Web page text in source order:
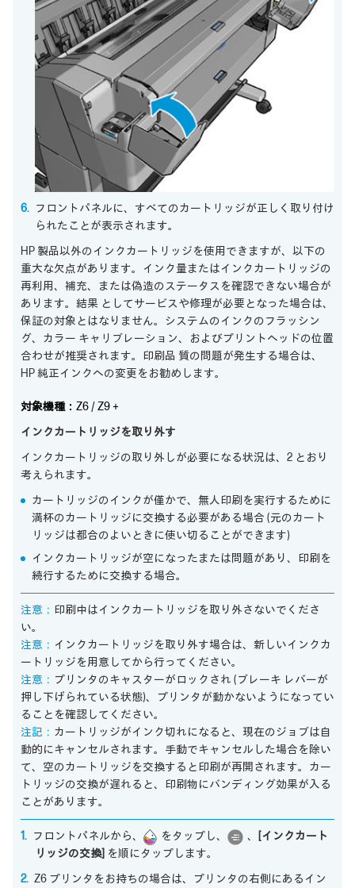
フロントパネルに、すべてのカートリッジが正しく取り付け
られたことが表示されます。
HP 製品以外のインクカートリッジを使用できますが、以下の
重大な欠点があります。インク量またはインクカートリッジの
再利用、補充、または偽造のステータスを確認できない場合が
あります。結果 としてサービスや修理が必要となった場合は、
保証の対象とはなりません。システムのインクのフラッシン
グ、カラー キャリブレーション、およびプリントヘッドの位置
合わせが推奨されます。印刷品 質の問題が発生する場合は、
HP 純正インクへの変更をお勧めします。
対象機種： Z6 / Z9＋
インクカートリッジを取り外す
インクカートリッジの取り外しが必要になる状況は、2 とおり
考えられます。
カートリッジのインクが僅かで、無人印刷を実行するために
満杯のカートリッジに交換する必要がある場合 (元のカート
リッジは都合のよいときに使い切ることができます)
インクカートリッジが空になったまたは問題があり、印刷を
続行するために交換する場合。
注意： 印刷中はインクカートリッジを取り外さないでくださ
い。
注意： インクカートリッジを取り外す場合は、新しいインクカ
ートリッジを用意してから行ってください。
注意： プリンタのキャスターがロックされ (ブレーキ レバーが
押し下げられている状態)、プリンタが動かないようになってい
ることを確認してください。
注記： カートリッジがインク切れになると、現在のジョブは自
動的にキャンセルされます。手動でキャンセルした場合を除い
て、空のカートリッジを交換すると印刷が再開されます。カー
トリッジの交換が遅れると、印刷物にバンディング効果が入る
ことがあります。
フロントパネルから、 をタップし、 、
[インクカート
リッジの交換] を順にタップします。
Z6 プリンタをお持ちの場合は、プリンタの右側にあるイン